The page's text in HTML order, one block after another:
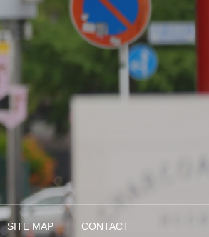
SITE MAP CONTACT